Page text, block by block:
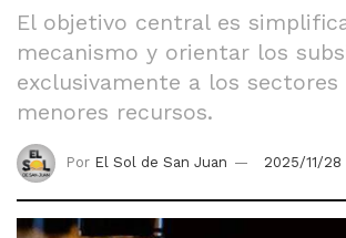
El objetivo central es
mecanismo y orientar los
exclusivamente a los sectores
menores recursos.
Por El Sol de San Juan 2025/11/28